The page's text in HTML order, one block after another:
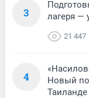
3
лагеря —
21 447
4
Новый
Таиланде